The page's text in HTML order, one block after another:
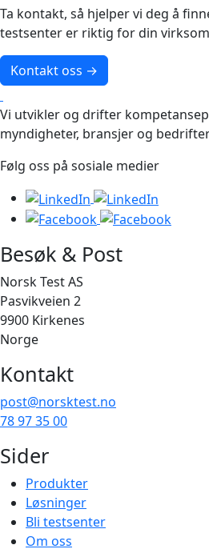
Ta kontakt, så hjelper vi deg å
testsenter er riktig for din
Kontakt oss →
Vi utvikler og drifter
myndigheter, bransjer og
Følg oss på sosiale medier
Besøk & Post
Norsk Test AS
Pasvikveien 2
9900 Kirkenes
Norge
Kontakt
post@norsktest.no
78 97 35 00
Sider
Produkter
Løsninger
Bli testsenter
Om oss